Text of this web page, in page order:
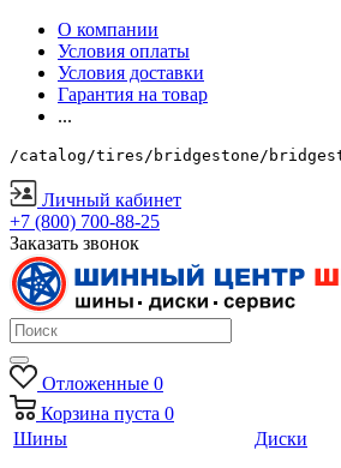
О компании
Условия оплаты
Условия доставки
Гарантия на товар
...
/catalog/tires/bridgestone/
Личный кабинет
+7 (800) 700-88-25
Заказать звонок
Отложенные 0
Корзина пуста 0
Шины
Диски